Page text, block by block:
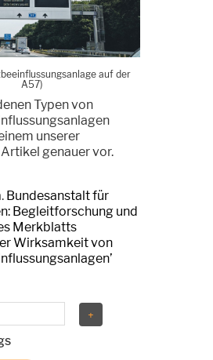
auf der
A57)
Typen von
unserer
genauer vor.
Bundesanstalt für
Begleitforschung und
Merkblatts
Wirksamkeit von